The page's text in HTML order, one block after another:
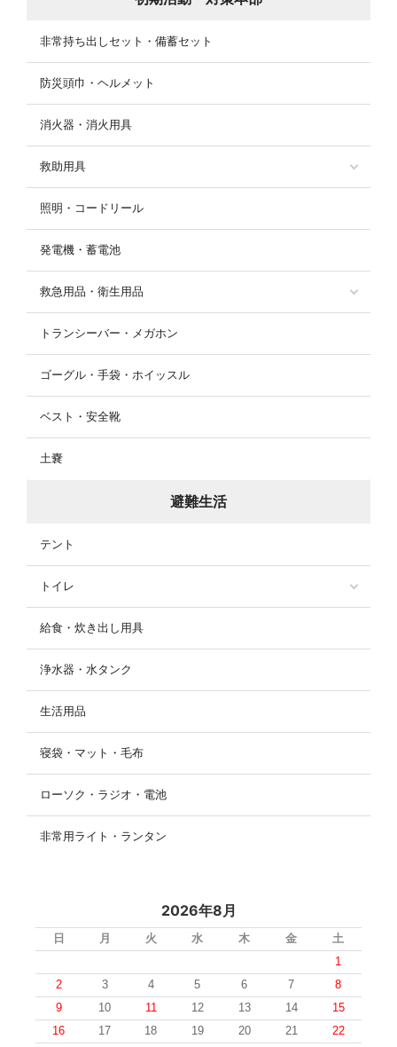
非常持ち出しセット・備蓄セット
防災頭巾・ヘルメット
消火器・消火用具
救助用具
照明・コードリール
発電機・蓄電池
救急用品・衛生用品
トランシーバー・メガホン
ゴーグル・手袋・ホイッスル
ベスト・安全靴
土嚢
避難生活
テント
トイレ
給食・炊き出し用具
浄水器・水タンク
生活用品
寝袋・マット・毛布
ローソク・ラジオ・電池
非常用ライト・ランタン
2026年8月
日 月 火 水 木 金
土
1
2
3 4 5 6 7
8
9
10 11 12 13 14
15
16
17 18 19 20 21
22